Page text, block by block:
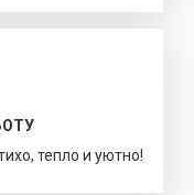
тепло и уютно!